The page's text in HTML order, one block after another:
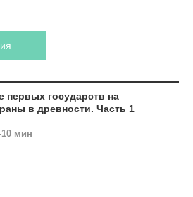
первых государств на
в древности. Часть 1
мин